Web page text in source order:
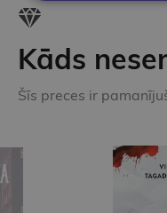
Kāds
Šīs preces ir